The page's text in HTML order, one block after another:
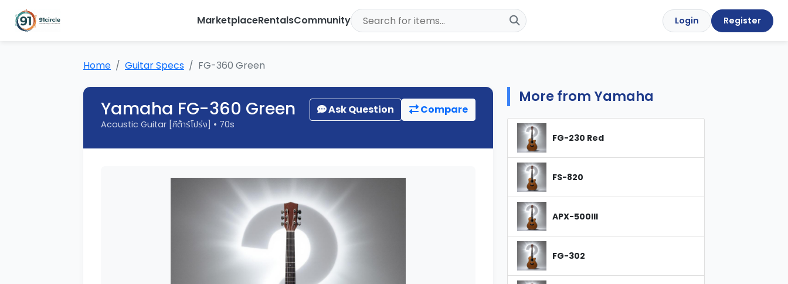
MarketplaceRentalsCommunity Login Register
Home Guitar Specs FG-360 Green
Yamaha FG-360 Green
Acoustic Guitar [กีต้าร์โปร่ง] • 70s
Ask Question Compare
More from Yamaha
FG-230 Red
FS-820
APX-500III
FG-302